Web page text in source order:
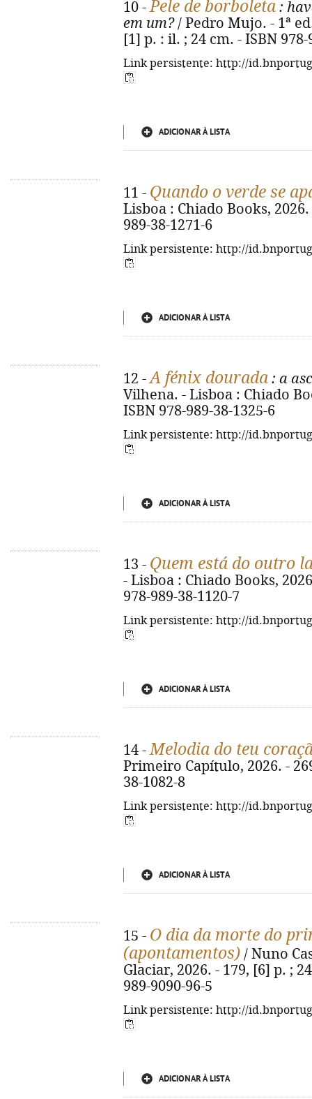
10 -Pele de borboleta :
em um?/ Pedro Mujo. - 1ª
[1] p. : il. ; 24 cm. - ISBN 978-
Link persistente: http://
ADICIONAR À LISTA
11 - Quando o verde se
Lisboa : Chiado Books,
989-38-1271-6
Link persistente: http://
ADICIONAR À LISTA
12 -A fénix dourada : a
Vilhena. - Lisboa : Chiado
ISBN 978-989-38-1325-6
Link persistente: http://
ADICIONAR À LISTA
13 - Quem está do outro
- Lisboa : Chiado Books,
978-989-38-1120-7
Link persistente: http://
ADICIONAR À LISTA
14 -Melodia do teu
Primeiro Capítulo, 2026. -
38-1082-8
Link persistente: http://
ADICIONAR À LISTA
15 - O dia da morte do
(apontamentos) / Nuno
Glaciar, 2026. - 179, [6] p. ;
989-9090-96-5
Link persistente: http://
ADICIONAR À LISTA